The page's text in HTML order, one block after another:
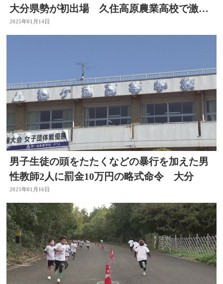
大分県勢が初出場 久住高原農業高校で激励
会
2025年01月14日
男子生徒の頭をたたくなどの暴行を加えた男
性教師2人に罰金10万円の略式命令 大分
2025年01月16日